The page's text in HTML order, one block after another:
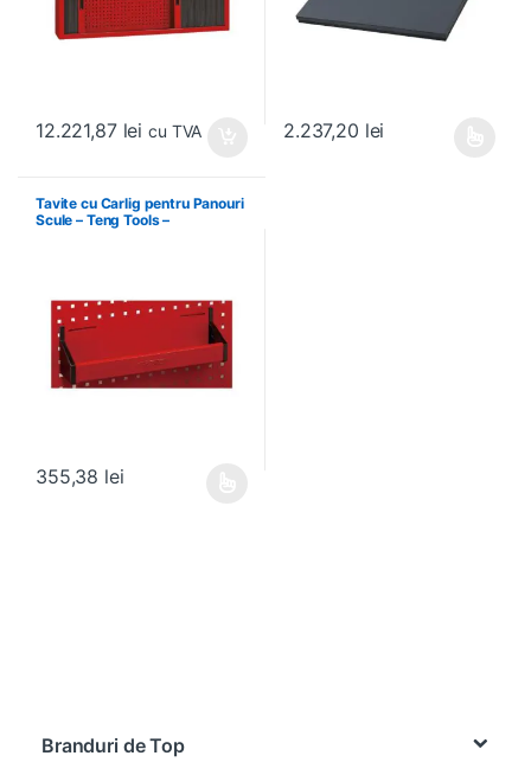
12.221,87 lei cu TVA 2.237,20 lei
Tavite cu Carlig pentru Panouri
Scule – Teng Tools –
355,38 lei
Branduri de Top